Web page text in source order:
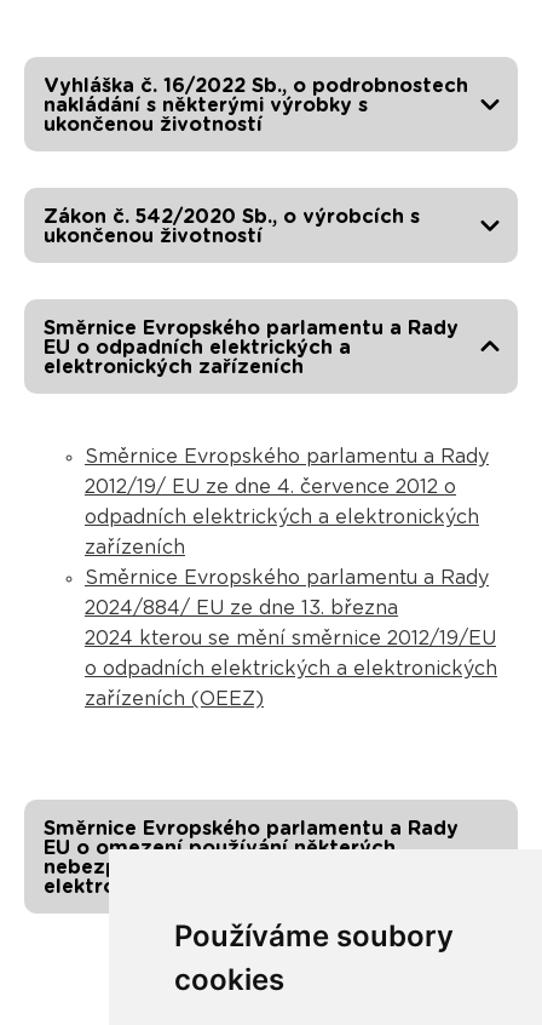
Používáme soubory
cookies
Vyhláška č. 16/2022 Sb., o podrobnostech
nakládání s některými výrobky s
ukončenou životností
Zákon č. 542/2020 Sb., o výrobcích s
ukončenou životností
Směrnice Evropského parlamentu a Rady
EU o odpadních elektrických a
elektronických zařízeních
Směrnice Evropského parlamentu a Rady
2012/19/ EU ze dne 4. července 2012 o
odpadních elektrických a elektronických
zařízeních
Směrnice Evropského parlamentu a Rady
2024/884/ EU ze dne 13. března
2024 kterou se mění směrnice 2012/19/EU
o odpadních elektrických a elektronických
zařízeních (OEEZ)
Směrnice Evropského parlamentu a Rady
EU o omezení používání některých
nebezpečných látek v elektrických a
elektronických zařízeních